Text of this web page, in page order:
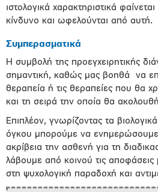
ιστολογικά χαρακτηριστικά
κίνδυνο και ωφελούνται από αυτή.
Συμπερασματικά
Η συμβολή της προεγχειρητικής
σημαντική, καθώς μας βοηθά να
θεραπεία ή τις θεραπείες που θα
και τη σειρά την οποία θα
Επιπλέον, γνωρίζοντας τα
όγκου μπορούμε να ενημερώσουμε
ακρίβεια την ασθενή για τη
λάβουμε από κοινού τις
στη ψυχολογική παραδοχή και